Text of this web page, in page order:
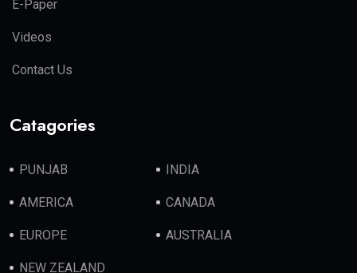
E-Paper
Videos
Contact Us
Catagories
PUNJAB INDIA
AMERICA CANADA
EUROPE AUSTRALIA
NEW ZEALAND